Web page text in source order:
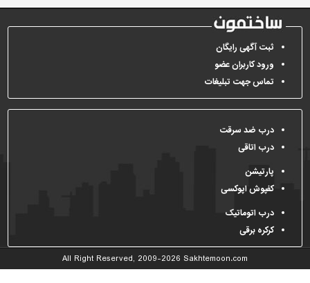
و
سنگ
سرویس
بهداشتی
ابزار،یراق
و
آلات
برقی،روشنایی،ایمنی
محوطه
سازی
و
نما
ساخت
ثبت آگهی رایگان
ورود کاربران عضو
تماس جهت تبلیغات
درب ضد سرقت
درب اتاقی
پارتیشن
کفپوش اپوکسی
درب اتوماتیک
کرکره برقی
All Right Reserved, 2009-2026 Sakhtemoon.com